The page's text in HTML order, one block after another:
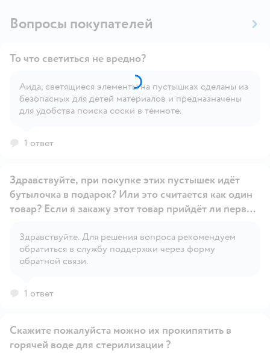
Вопросы покупателей
Открыть вопрос
То что светиться не вредно?
Аида, светящиеся элементы на пустышках сделаны из
безопасных для детей материалов и предназначены
для удобства поиска соски в темноте.
1 ответ
Открыть вопрос
Здравствуйте, при покупке этих пустышек идёт
бутылочка в подарок? Или это считается как один
товар? Если я закажу этот товар прийдёт ли первая
Здравствуйте. Для решения вопроса рекомендуем
обратиться в службу поддержки через форму
обратной связи.
1 ответ
Скажите пожалуйста можно их прокипятить в
горячей воде для стерилизации ?